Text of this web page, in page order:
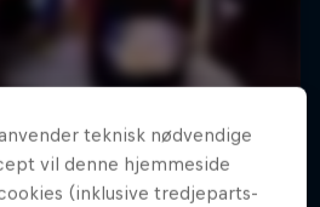
teknisk nødvendige
vil denne hjemmeside
(inklusive tredjeparts-